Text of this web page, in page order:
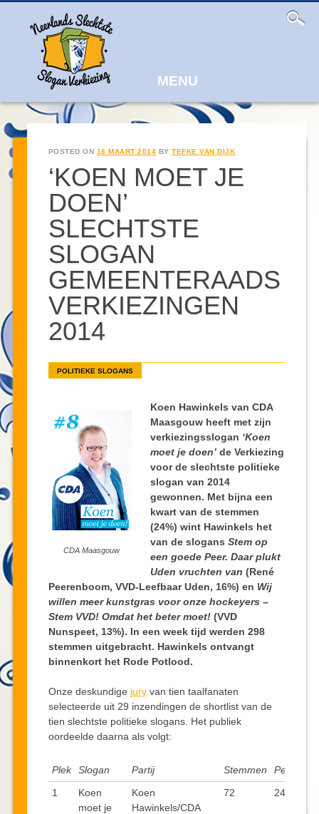
MENU
POSTED ON 16 MAART 2014 BYTEFKE VAN DIJK
‘KOEN MOET JE
DOEN’
SLECHTSTE
SLOGAN
GEMEENTERAADS
VERKIEZINGEN
2014
POLITIEKE SLOGANS
CDA Maasgouw
Koen Hawinkels van CDA
Maasgouw heeft met zijn
verkiezingsslogan ‘Koen
moet je doen’de Verkiezing
voor de slechtste politieke
slogan van 2014
gewonnen. Met bijna een
kwart van de stemmen
(24%) wint Hawinkels het
van de slogans Stem op
een goede Peer. Daar plukt
Uden vruchten van (René
Peerenboom, VVD-Leefbaar Uden, 16%) en Wij
willen meer kunstgras voor onze hockeyers –
Stem VVD! Omdat het beter moet!(VVD
Nunspeet, 13%). In een week tijd werden 298
stemmen uitgebracht. Hawinkels ontvangt
binnenkort het Rode Potlood.
Onze deskundige juryvan tien taalfanaten
selecteerde uit 29 inzendingen de shortlist van de
tien slechtste politieke slogans. Het publiek
oordeelde daarna als volgt:
Plek Slogan Partij Stemmen
1
Koen
moet je
Koen
Hawinkels/CDA
72 24,2